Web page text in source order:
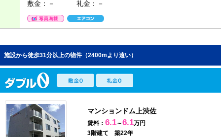
敷金：－ 礼金：－
施設から徒歩31分以上の物件（2400mより遠い）
マンションドム上渋佐
賃料： 6.1～6.1万円
3階建て 築22年